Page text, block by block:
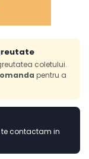
coletului.
pentru a
contactam in